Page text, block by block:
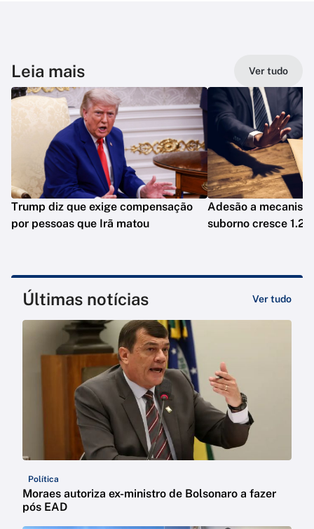
Leia mais Ver tudo
Trump diz que exige compensação
por pessoas que Irã matou
Adesão a
suborno cresce
Últimas notícias Ver tudo
Política
Moraes autoriza ex-ministro de Bolsonaro a fazer
pós EAD